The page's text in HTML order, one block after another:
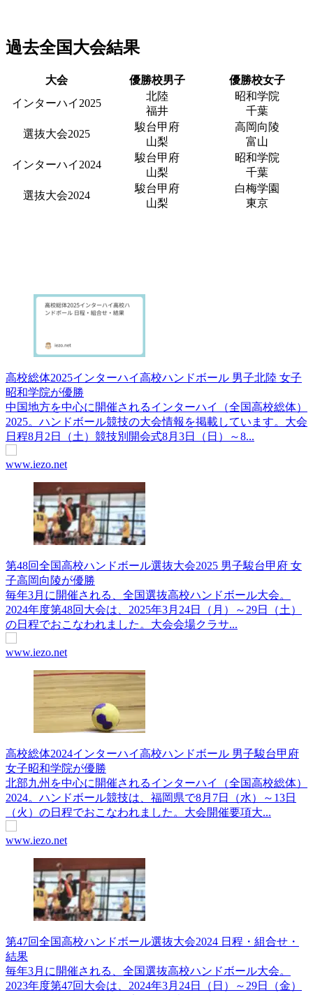
過去全国大会結果
大会 優勝校男子
優勝校女子
インターハイ2025
北陸
福井
昭和学院
千葉
選抜大会2025
駿台甲府
山梨
高岡向陵
富山
インターハイ2024
駿台甲府
山梨
昭和学院
千葉
選抜大会2024
駿台甲府
山梨
白梅学園
東京
高校総体2025インターハイ高校ハンドボール 男子北陸 女子
昭和学院が優勝
中国地方を中心に開催されるインターハイ（全国高校総体）
2025。ハンドボール競技の大会情報を掲載しています。大会
日程8月2日（土）競技別開会式8月3日（日）～8...
www.iezo.net
第48回全国高校ハンドボール選抜大会2025 男子駿台甲府 女
子高岡向陵が優勝
毎年3月に開催される、全国選抜高校ハンドボール大会。
2024年度第48回大会は、2025年3月24日（月）～29日（土）
の日程でおこなわれました。大会会場クラサ...
www.iezo.net
高校総体2024インターハイ高校ハンドボール 男子駿台甲府
女子昭和学院が優勝
北部九州を中心に開催されるインターハイ（全国高校総体）
2024。ハンドボール競技は、福岡県で8月7日（水）～13日
（火）の日程でおこなわれました。大会開催要項大...
www.iezo.net
第47回全国高校ハンドボール選抜大会2024 日程・組合せ・
結果
毎年3月に開催される、全国選抜高校ハンドボール大会。
2023年度第47回大会は、2024年3月24日（日）～29日（金）